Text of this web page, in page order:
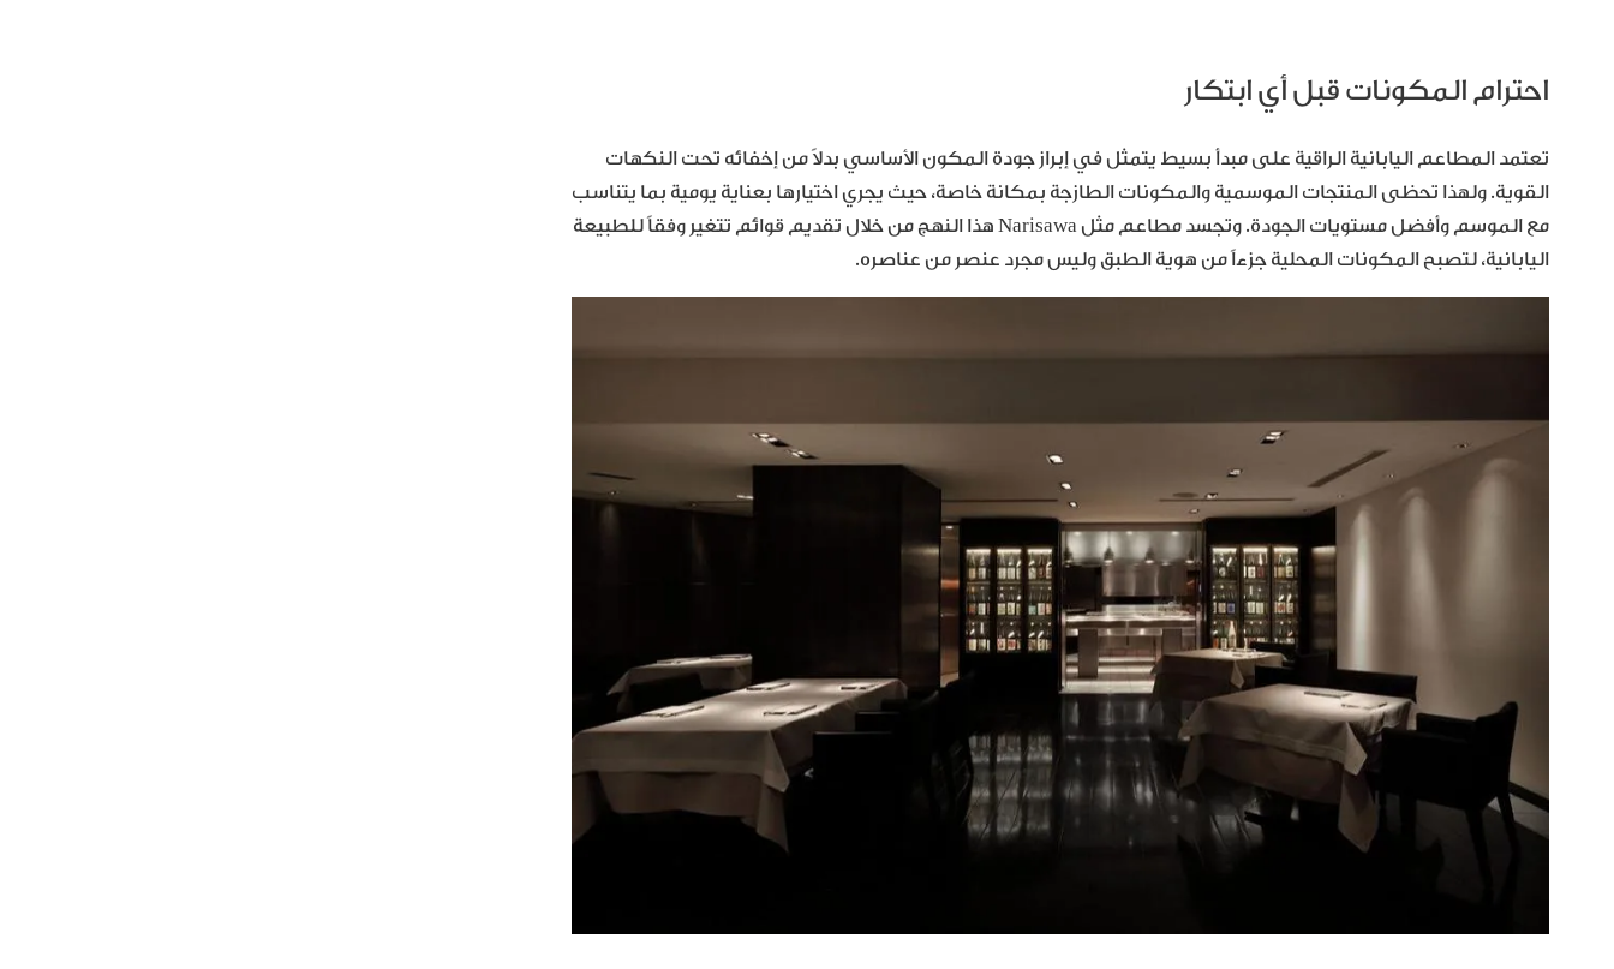
احترام المكونات قبل أي ابتكار
تعتمد المطاعم اليابانية الراقية على مبدأ بسيط يتمثل في إبراز جودة المكون الأساسي بدلاً من إخفائه تحت النكهات
القوية. ولهذا تحظى المنتجات الموسمية والمكونات الطازجة بمكانة خاصة، حيث يجري اختيارها بعناية يومية بما يتناسب
مع الموسم وأفضل مستويات الجودة. وتجسد مطاعم مثل Narisawa هذا النهج من خلال تقديم قوائم تتغير وفقاً للطبيعة
اليابانية، لتصبح المكونات المحلية جزءاً من هوية الطبق وليس مجرد عنصر من عناصره.